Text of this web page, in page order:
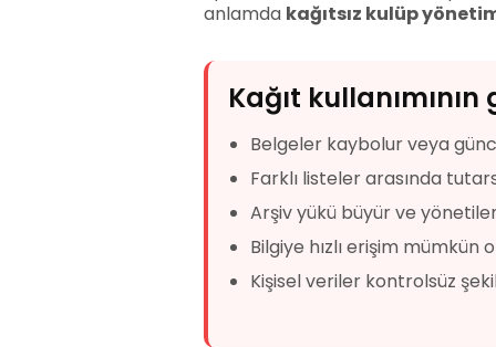
anlamda kağıtsız kulüp
Kağıt
Belgeler kaybolur veya
Farklı listeler arasında
Arşiv yükü büyür ve
Bilgiye hızlı erişim mümkün
Kişisel veriler kontrolsüz